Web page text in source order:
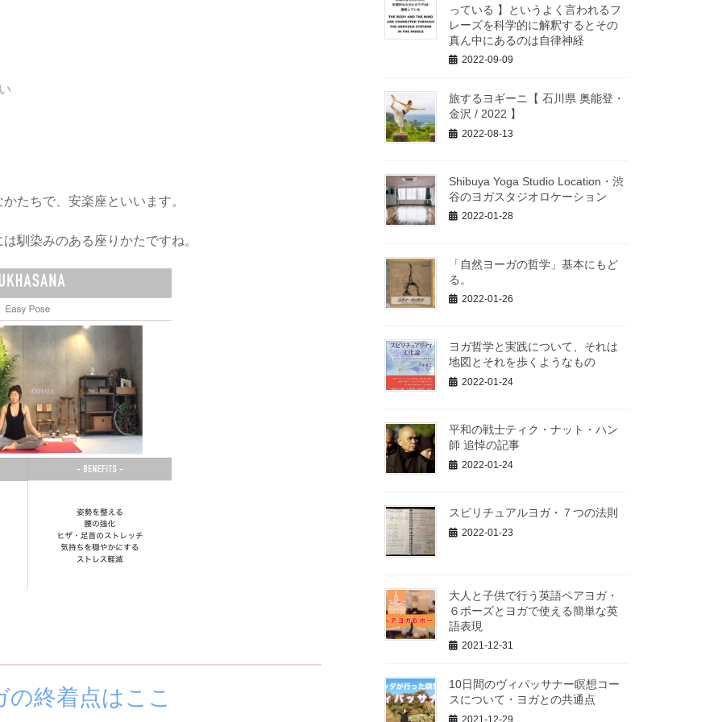
たちで、安楽座といいます。
馴染みのある座りかたですね。
終着点はここ
っている 】というよく言われるフ
レーズを科学的に解釈するとその
真ん中にあるのは自律神経
2022-09-09
旅するヨギーニ【 石川県 奥能登・
金沢 / 2022 】
2022-08-13
Shibuya Yoga Studio Location・渋
谷のヨガスタジオロケーション
2022-01-28
「自然ヨーガの哲学」基本にもど
る。
2022-01-26
ヨガ哲学と実践について、それは
地図とそれを歩くようなもの
2022-01-24
平和の戦士ティク・ナット・ハン
師 追悼の記事
2022-01-24
スピリチュアルヨガ・７つの法則
2022-01-23
大人と子供で行う英語ペアヨガ・
６ポーズとヨガで使える簡単な英
語表現
2021-12-31
10日間のヴィパッサナー瞑想コー
スについて・ヨガとの共通点
2021-12-29